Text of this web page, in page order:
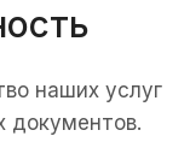
наших услуг
документов.